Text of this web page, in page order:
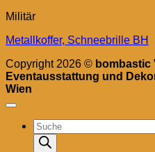
Militär
Metallkoffer, Schneebrille BH
Copyright 2026 © bombastic
Eventausstattung und
Wien
Products
search